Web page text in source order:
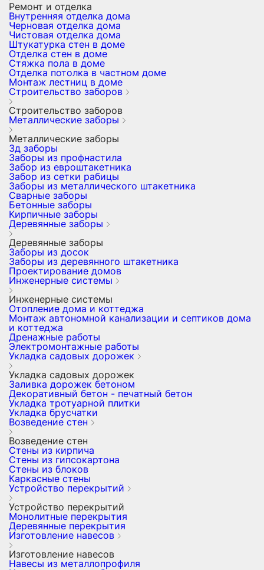
Ремонт и отделка
Внутренняя отделка дома
Черновая отделка дома
Чистовая отделка дома
Штукатурка стен в доме
Отделка стен в доме
Стяжка пола в доме
Отделка потолка в частном доме
Монтаж лестниц в доме
Строительство заборов
Строительство заборов
Металлические заборы
Металлические заборы
3д заборы
Заборы из профнастила
Забор из евроштакетника
Забор из сетки рабицы
Заборы из металлического штакетника
Сварные заборы
Бетонные заборы
Кирпичные заборы
Деревянные заборы
Деревянные заборы
Заборы из досок
Заборы из деревянного штакетника
Проектирование домов
Инженерные системы
Инженерные системы
Отопление дома и коттеджа
Монтаж автономной канализации и септиков дома
и коттеджа
Дренажные работы
Электромонтажные работы
Укладка садовых дорожек
Укладка садовых дорожек
Заливка дорожек бетоном
Декоративный бетон - печатный бетон
Укладка тротуарной плитки
Укладка брусчатки
Возведение стен
Возведение стен
Стены из кирпича
Стены из гипсокартона
Стены из блоков
Каркасные стены
Устройство перекрытий
Устройство перекрытий
Монолитные перекрытия
Деревянные перекрытия
Изготовление навесов
Изготовление навесов
Навесы из металлопрофиля